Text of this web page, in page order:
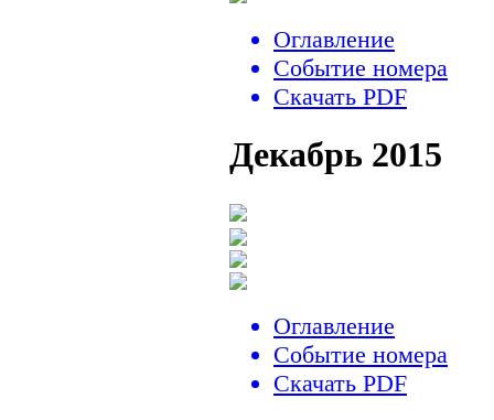
Оглавление
Событие номера
Скачать PDF
Декабрь 2015
Оглавление
Событие номера
Скачать PDF